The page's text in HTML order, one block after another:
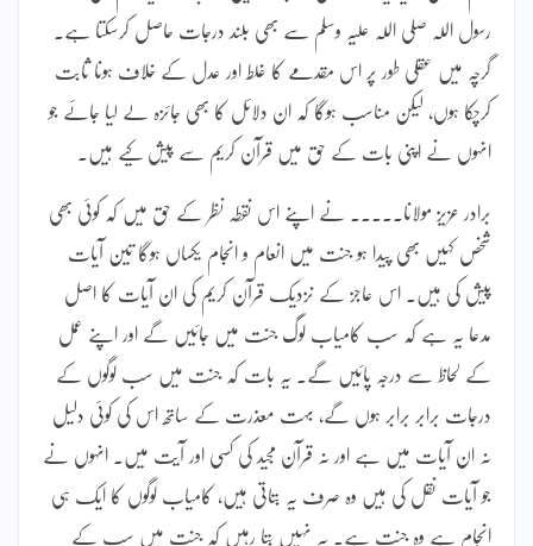
رسول اللہ صلی اللہ علیہ وسلم سے بھی بلند درجات حاصل کرسکتا ہے۔
گرچہ میں عقلی طور پر اس مقدمے کا غلط اور عدل کے خلاف ہونا ثابت
کرچکا ہوں، لیکن مناسب ہوگا کہ ان دلائل کا بھی جائزہ لے لیا جائے جو
انہوں نے اپنی بات کے حق میں قرآن کریم سے پیش کیے ہیں۔
برادر عزیز مولانا۔۔۔۔۔ نے اپنے اس نقطہ نظر کے حق میں کہ کوئی بھی
شخص کہیں بھی پیدا ہو جنت میں انعام و انجام یکساں ہوگا تین آیات
پیش کی ہیں۔ اس عاجز کے نزدیک قرآن کریم کی ان آیات کا اصل
مدعا یہ ہے کہ سب کامیاب لوگ جنت میں جائیں گے اور اپنے عمل
کے لحاظ سے درجہ پائیں گے۔ یہ بات کہ جنت میں سب لوگوں کے
درجات برابر برابر ہوں گے، بہت معذرت کے ساتھ اس کی کوئی دلیل
نہ ان آیات میں ہے اور نہ قرآن مجید کی کسی اور آیت میں۔ انہوں نے
جو آیات نقل کی ہیں وہ صرف یہ بتاتی ہیں، کامیاب لوگوں کا ایک ہی
انجام ہے وہ جنت ہے۔ یہ نہیں بتا رہیں کہ جنت میں سب کے